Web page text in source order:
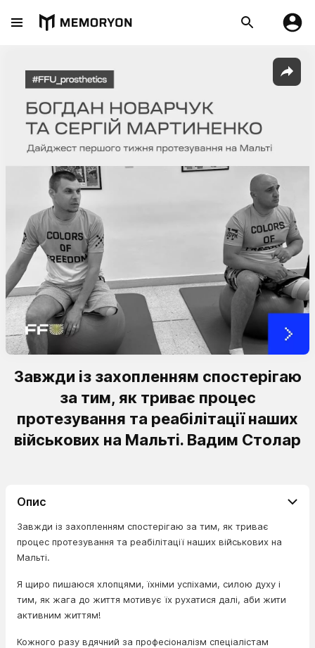
Завжди із захопленням спостерігаю
за тим, як триває процес
протезування та реабілітації наших
військових на Мальті. Вадим Столар
Опис
Завжди із захопленням спостерігаю за тим, як триває
процес протезування та реабілітації наших військових на
Мальті.
Я щиро пишаюся хлопцями, їхніми успіхами, силою духу і
тим, як жага до життя мотивує їх рухатися далі, аби жити
активним життям!
Кожного разу вдячний за професіоналізм спеціалістам